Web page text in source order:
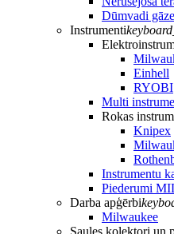
Dūmvadi
Instrumenti
Einhell
RYOBI
Multi
Rokas
Knipex
Instrumentu
Piederumi
Darba apģērbi
Milwaukee
Saules kolektori un